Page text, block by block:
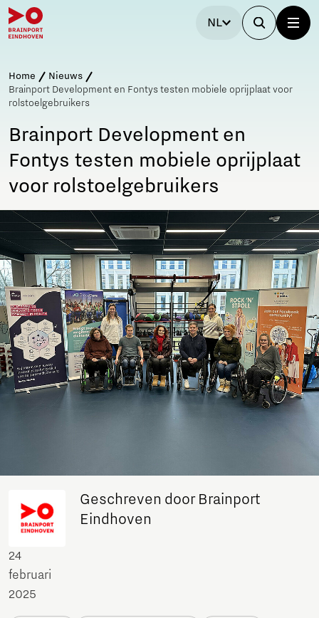
NL
Home
Nieuws
Brainport Development en Fontys testen mobiele oprijplaat voor
rolstoelgebruikers
Brainport Development en
Fontys testen mobiele oprijplaat
voor rolstoelgebruikers
Geschreven door Brainport
Eindhoven
24
februari
2025